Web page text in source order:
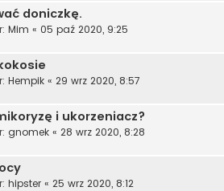
doniczkę.
Mim « 05 paź 2020, 9:25
Hempik « 29 wrz 2020, 8:57
i ukorzeniacz?
gnomek « 28 wrz 2020, 8:28
hipster « 25 wrz 2020, 8:12